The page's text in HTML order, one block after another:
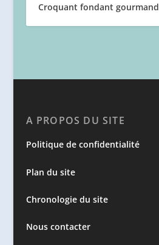
Croquant fondant gourmand
A PROPOS DU SITE
Politique de confidentialité
Plan du site
Chronologie du site
Nous contacter